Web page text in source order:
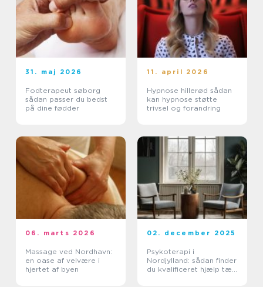
31. maj 2026
Fodterapeut søborg
sådan passer du bedst
på dine fødder
11. april 2026
Hypnose hillerød sådan
kan hypnose støtte
trivsel og forandring
06. marts 2026
Massage ved Nordhavn:
en oase af velvære i
hjertet af byen
02. december 2025
Psykoterapi i
Nordjylland: sådan finder
du kvalificeret hjælp tæt